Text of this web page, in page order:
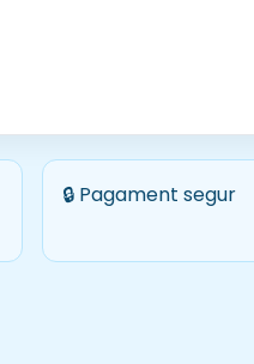
🔒 Pagament segur